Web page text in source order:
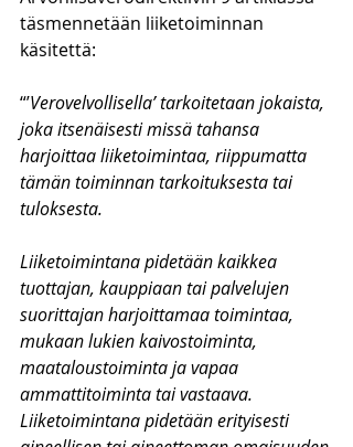
täsmennetään liiketoiminnan
käsitettä:
“’Verovelvollisella’ tarkoitetaan jokaista,
joka itsenäisesti missä tahansa
harjoittaa liiketoimintaa, riippumatta
tämän toiminnan tarkoituksesta tai
tuloksesta.
Liiketoimintana pidetään kaikkea
tuottajan, kauppiaan tai palvelujen
suorittajan harjoittamaa toimintaa,
mukaan lukien kaivostoiminta,
maataloustoiminta ja vapaa
ammattitoiminta tai vastaava.
Liiketoimintana pidetään erityisesti